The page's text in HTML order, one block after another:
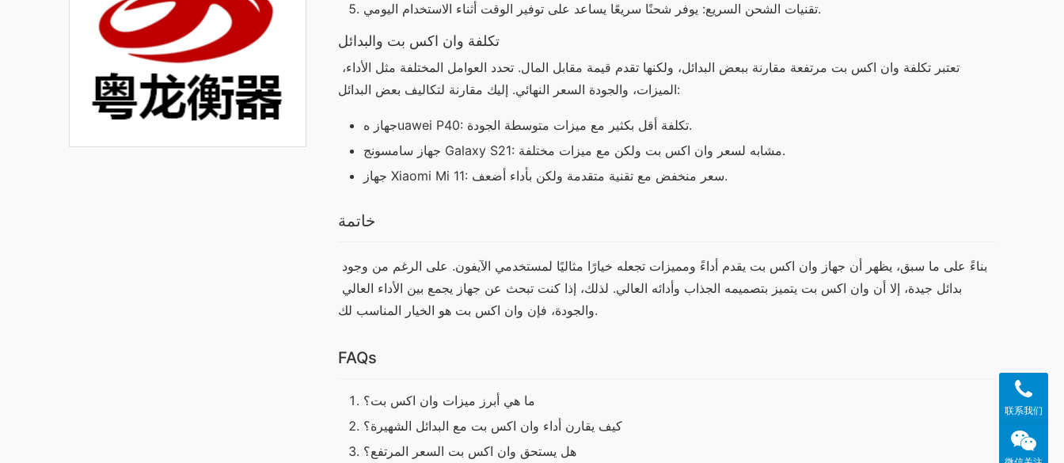
تقنيات الشحن السريع: يوفر شحنًا سريعًا يساعد على توفير الوقت أثناء الاستخدام اليومي.
تكلفة وان اكس بت والبدائل
الميزات، والجودة السعر النهائي. إليك مقارنة لتكاليف بعض البدائل:
جهاز هuawei P40: تكلفة أقل بكثير مع ميزات متوسطة الجودة.
جهاز سامسونج Galaxy S21: مشابه لسعر وان اكس بت ولكن مع ميزات مختلفة.
جهاز Xiaomi Mi 11: سعر منخفض مع تقنية متقدمة ولكن بأداء أضعف.
خاتمة
والجودة، فإن وان اكس بت هو الخيار المناسب لك.
FAQs
ما هي أبرز ميزات وان اكس بت؟
كيف يقارن أداء وان اكس بت مع البدائل الشهيرة؟
هل يستحق وان اكس بت السعر المرتفع؟
联系我们